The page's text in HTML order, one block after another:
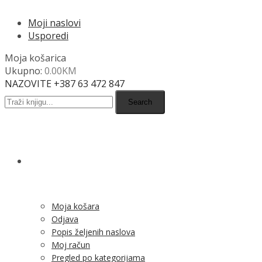
Moji naslovi
Usporedi
Moja košarica
Ukupno: 0.00KM
NAZOVITE +387 63 472 847
Search
Moja košara
Odjava
Popis željenih naslova
Moj račun
Pregled po kategorijama